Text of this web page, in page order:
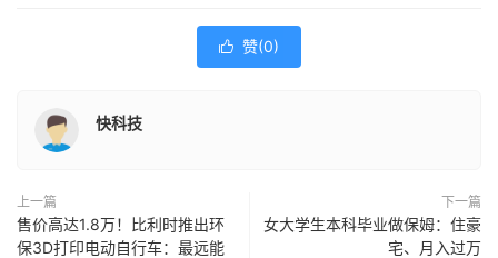
 赞(0)
快科技
上一篇
售价高达1.8万！比利时推出环
保3D打印电动自行车：最远能
下一篇
女大学生本科毕业做保姆：住豪
宅、月入过万